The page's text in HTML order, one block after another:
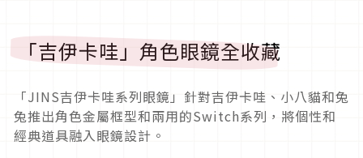
「吉伊卡哇」角色眼鏡全收藏
「JINS吉伊卡哇系列眼鏡」針對吉伊卡哇、小八貓和兔
兔推出角色金屬框型和兩用的Switch系列，將個性和
經典道具融入眼鏡設計。